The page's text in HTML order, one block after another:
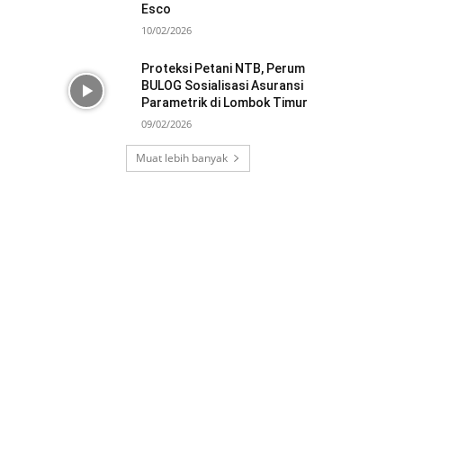
Esco
10/02/2026
Proteksi Petani NTB, Perum
BULOG Sosialisasi Asuransi
Parametrik di Lombok Timur
09/02/2026
Muat lebih banyak